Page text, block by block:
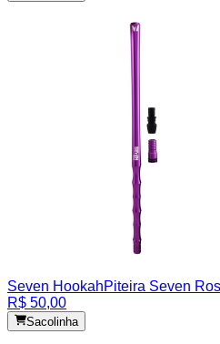
Seven HookahPiteira Seven
R$ 50,00
Sacolinha